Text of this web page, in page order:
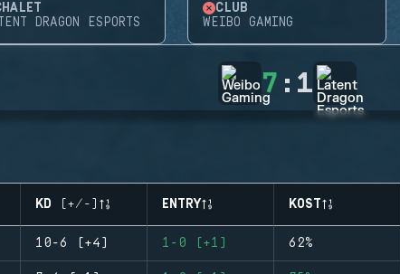
DRAGON ESPORTS
CLUB
WEIBO GAMING
7 : 1
KD (+/-) ENTRY KOST
10-6 (+4) 1-0 (+1) 62%